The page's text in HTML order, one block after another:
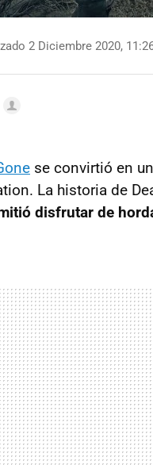
2 Diciembre 2020,
se convirtió en
La historia de
disfrutar de